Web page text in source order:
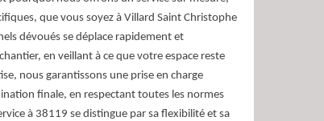
que vous soyez à Villard Saint Christophe
dévoués se déplace rapidement et
en veillant à ce que votre espace reste
nous garantissons une prise en charge
finale, en respectant toutes les normes
à 38119 se distingue par sa flexibilité et sa